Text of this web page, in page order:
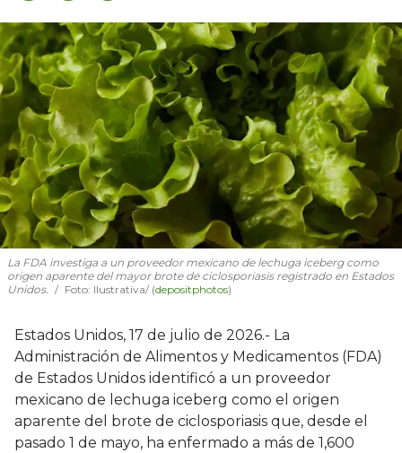
La FDA investiga a un proveedor mexicano de lechuga iceberg como
origen aparente del mayor brote de ciclosporiasis registrado en Estados
Unidos.
Foto: Ilustrativa/ (depositphotos)
Estados Unidos, 17 de julio de 2026.- La
Administración de Alimentos y Medicamentos (FDA)
de Estados Unidos identificó a un proveedor
mexicano de lechuga iceberg como el origen
aparente del brote de ciclosporiasis que, desde el
pasado 1 de mayo, ha enfermado a más de 1,600